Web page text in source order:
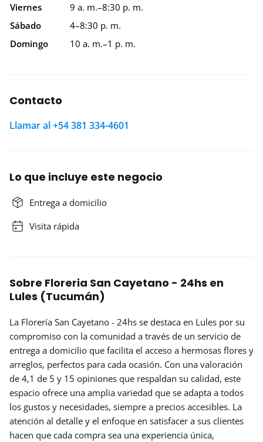
Viernes
9 a. m.–8:30 p. m.
Sábado
4–8:30 p. m.
Domingo
10 a. m.–1 p. m.
Contacto
Llamar al +54 381 334-4601
Lo que incluye este negocio
Entrega a domicilio
Visita rápida
Sobre Floreria San Cayetano - 24hs en
Lules (Tucumán)
La Florería San Cayetano - 24hs se destaca en Lules por su
compromiso con la comunidad a través de un servicio de
entrega a domicilio que facilita el acceso a hermosas flores y
arreglos, perfectos para cada ocasión. Con una valoración
de 4,1 de 5 y 15 opiniones que respaldan su calidad, este
espacio ofrece una amplia variedad que se adapta a todos
los gustos y necesidades, siempre a precios accesibles. La
atención al detalle y el enfoque en satisfacer a sus clientes
hacen que cada compra sea una experiencia única,